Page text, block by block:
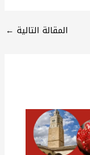
المقالة التالية ←